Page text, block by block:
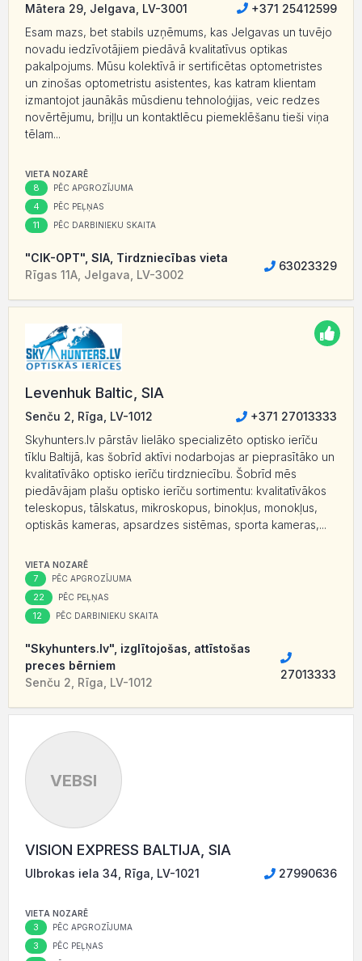
Mātera 29, Jelgava, LV-3001
+371 25412599
Esam mazs, bet stabils uzņēmums, kas Jelgavas un tuvējo
novadu iedzīvotājiem piedāvā kvalitatīvus optikas
pakalpojums. Mūsu kolektīvā ir sertificētas optometristes
un zinošas optometristu asistentes, kas katram klientam
izmantojot jaunākās mūsdienu tehnoloģijas, veic redzes
novērtējumu, briļļu un kontaktlēcu piemeklēšanu tieši viņa
tēlam...
VIETA NOZARĒ
8 PĒC APGROZĪJUMA
4 PĒC PEĻŅAS
11 PĒC DARBINIEKU SKAITA
"CIK-OPT", SIA, Tirdzniecības vieta
Rīgas 11A, Jelgava, LV-3002
63023329
Levenhuk Baltic, SIA
Senču 2, Rīga, LV-1012
+371 27013333
Skyhunters.lv pārstāv lielāko specializēto optisko ierīču
tīklu Baltijā, kas šobrīd aktīvi nodarbojas ar pieprasītāko un
kvalitatīvāko optisko ierīču tirdzniecību. Šobrīd mēs
piedāvājam plašu optisko ierīču sortimentu: kvalitatīvākos
teleskopus, tālskatus, mikroskopus, binokļus, monokļus,
optiskās kameras, apsardzes sistēmas, sporta kameras,...
VIETA NOZARĒ
7 PĒC APGROZĪJUMA
22 PĒC PEĻŅAS
12 PĒC DARBINIEKU SKAITA
"Skyhunters.lv", izglītojošas, attīstošas
preces bērniem
Senču 2, Rīga, LV-1012
27013333
VEBSI
VISION EXPRESS BALTIJA, SIA
Ulbrokas iela 34, Rīga, LV-1021 27990636
VIETA NOZARĒ
3 PĒC APGROZĪJUMA
3 PĒC PEĻŅAS